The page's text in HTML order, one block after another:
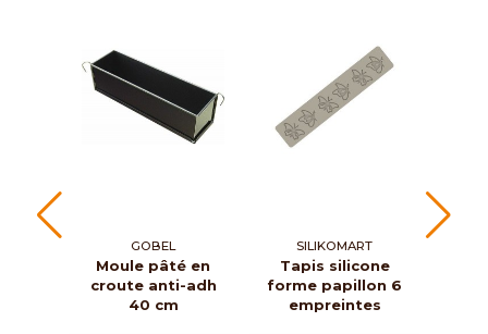
GOBEL
Moule pâté en
croute anti-adh
40 cm
SILIKOMART
Tapis silicone
forme papillon 6
empreintes